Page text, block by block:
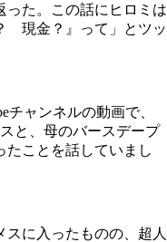
った。この話にヒロミは
現金？』って」とツッ
チャンネルの動画で、
と、母のバースデープ
たことを話していまし
に入ったものの、超人